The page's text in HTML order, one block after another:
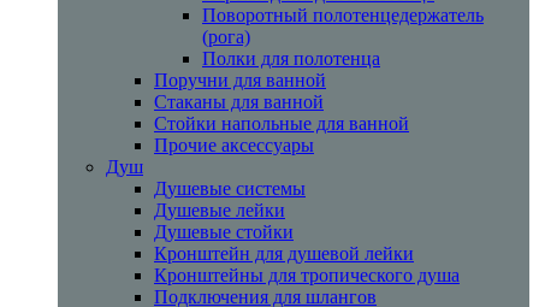
Поворотный полотенцедержатель
(рога)
Полки для полотенца
Поручни для ванной
Стаканы для ванной
Стойки напольные для ванной
Прочие аксессуары
Душ
Душевые системы
Душевые лейки
Душевые стойки
Кронштейн для душевой лейки
Кронштейны для тропического душа
Подключения для шлангов